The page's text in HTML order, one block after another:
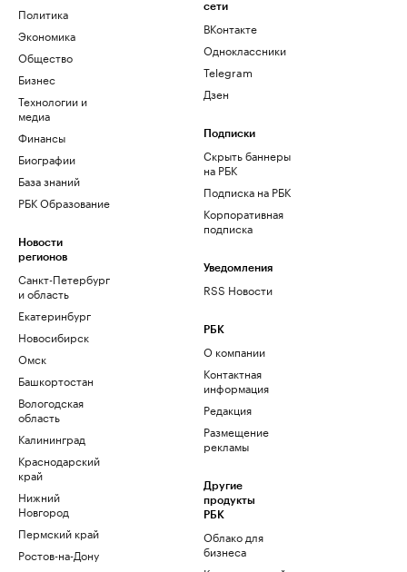
Политика
Экономика
Общество
Бизнес
Технологии и
медиа
Финансы
Биографии
База знаний
РБК Образование
Новости
регионов
Санкт-Петербург
и область
Екатеринбург
Новосибирск
Омск
Башкортостан
Вологодская
область
Калининград
Краснодарский
край
Нижний
Новгород
Пермский край
Ростов-на-Дону
сети
ВКонтакте
Одноклассники
Telegram
Дзен
Подписки
Скрыть баннеры
на РБК
Подписка на РБК
Корпоративная
подписка
Уведомления
RSS Новости
РБК
О компании
Контактная
информация
Редакция
Размещение
рекламы
Другие
продукты
РБК
Облако для
бизнеса